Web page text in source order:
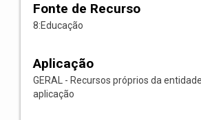
Fonte de Recurso
8:Educação
Aplicação
GERAL - Recursos próprios da
aplicação